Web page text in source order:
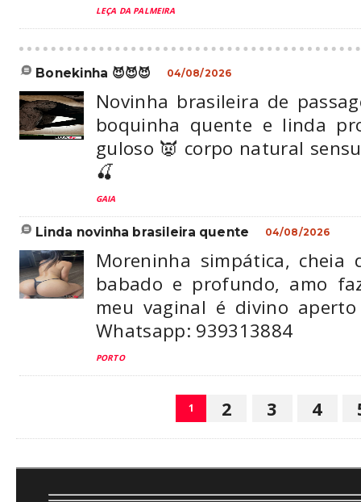
LEÇA DA PALMEIRA
bonekinha 😈😈😈 04/08/2026
Novinha brasileira de
boquinha quente e linda
guloso 👿 corpo natural
🍒
GAIA
linda novinha brasileira quente 04/08/2026
Moreninha simpática, cheia
babado e profundo, amo
meu vaginal é divino
Whatsapp: 939313884
PORTO
1 2 3 4